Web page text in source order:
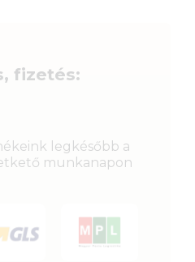
fizetés:
legkésőbb a
munkanapon